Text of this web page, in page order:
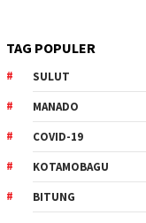
TAG POPULER
SULUT
MANADO
COVID-19
KOTAMOBAGU
BITUNG